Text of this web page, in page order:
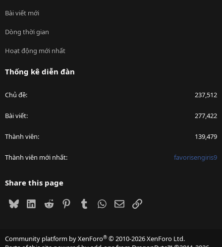
Bài viết mới
Dòng thời gian
Hoạt động mới nhất
Thống kê diễn đàn
Chủ đề 237,512
Bài viết 277,422
Thành viên 139,479
Thành viên mới nhất favorisengiris9
Share this page
BlueskyLinkedIn
Reddit PinterestTumblrWhatsApp
EmailLink
Community platform by XenForo® © 2010-2026 XenForo Ltd.